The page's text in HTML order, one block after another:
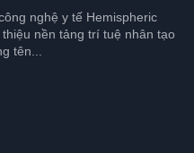
nghệ y tế Hemispheric
nền tảng trí tuệ nhân tạo
tên...